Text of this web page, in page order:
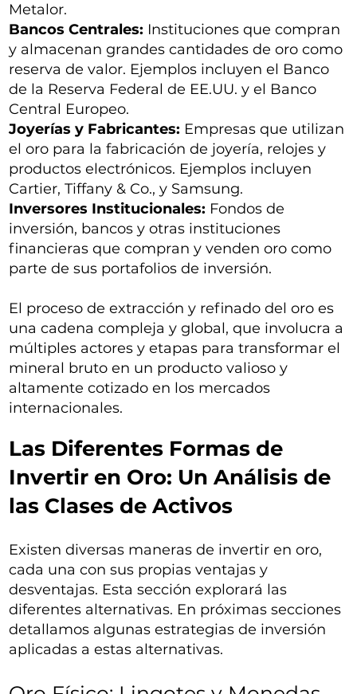
Metalor.
Bancos Centrales: Instituciones que compran
y almacenan grandes cantidades de oro como
reserva de valor. Ejemplos incluyen el Banco
de la Reserva Federal de EE.UU. y el Banco
Central Europeo.
Joyerías y Fabricantes: Empresas que utilizan
el oro para la fabricación de joyería, relojes y
productos electrónicos. Ejemplos incluyen
Cartier, Tiffany & Co., y Samsung.
Inversores Institucionales: Fondos de
inversión, bancos y otras instituciones
financieras que compran y venden oro como
parte de sus portafolios de inversión.
El proceso de extracción y refinado del oro es
una cadena compleja y global, que involucra a
múltiples actores y etapas para transformar el
mineral bruto en un producto valioso y
altamente cotizado en los mercados
internacionales.
Las Diferentes Formas de
Invertir en Oro: Un Análisis de
las Clases de Activos
Existen diversas maneras de invertir en oro,
cada una con sus propias ventajas y
desventajas. Esta sección explorará las
diferentes alternativas. En próximas secciones
detallamos algunas estrategias de inversión
aplicadas a estas alternativas.